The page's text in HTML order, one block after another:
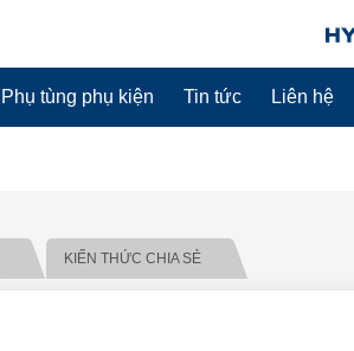
Phụ tùng phụ kiện Tin tức Liên hệ
KIẾN THỨC CHIA SẺ